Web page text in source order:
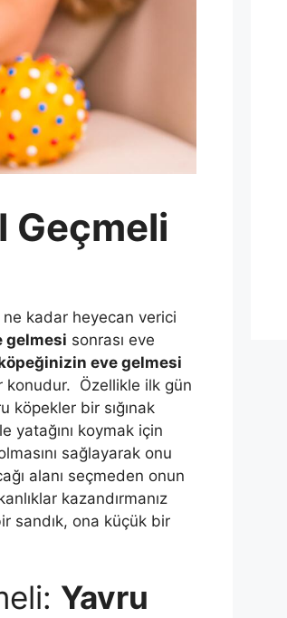
Geçmeli
kadar heyecan verici
gelmesi sonrası eve
eve gelmesi
konudur. Özellikle ilk gün
köpekler bir sığınak
yatağını koymak için
sağlayarak onu
alanı seçmeden onun
kazandırmanız
sandık, ona küçük bir
Yavru